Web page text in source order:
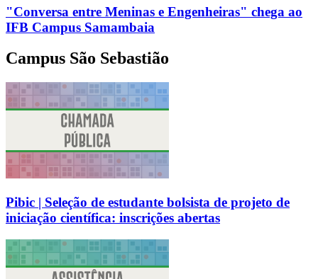
"Conversa entre Meninas e Engenheiras" chega ao
IFB Campus Samambaia
Campus São Sebastião
Pibic | Seleção de estudante bolsista de projeto de
iniciação científica: inscrições abertas